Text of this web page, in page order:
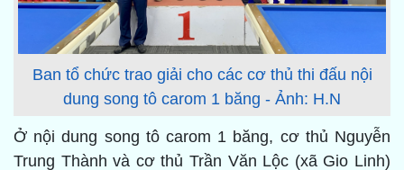
Ban tổ chức trao giải cho các cơ thủ thi đấu nội
dung song tô carom 1 băng - Ảnh: H.N
Ở nội dung song tô carom 1 băng, cơ thủ Nguyễn
Trung Thành và cơ thủ Trần Văn Lộc (xã Gio Linh)